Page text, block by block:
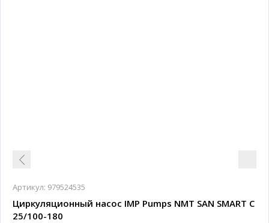
Артикул: 979524535
Циркуляционный насос IMP Pumps NMT SAN SMART C
25/100-180